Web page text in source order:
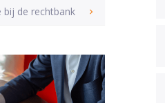
bij de rechtbank